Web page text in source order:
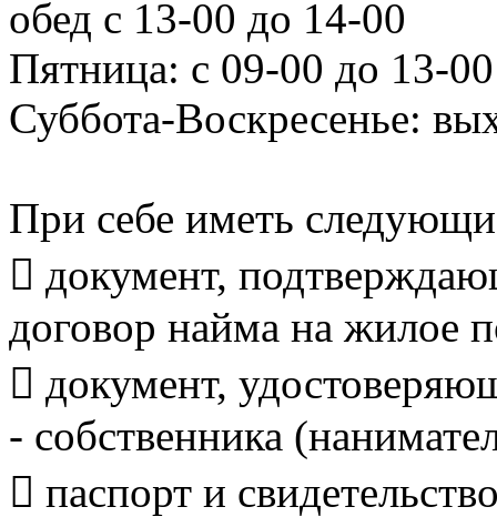
обед с 13-00 до 14-00
Пятница: с 09-00 до 13-00
Суббота-Воскресенье:
При себе иметь
 документ,
договор найма на жилое
 документ,
- собственника
 паспорт и